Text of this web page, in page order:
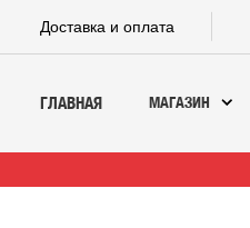
Доставка и оплата
ГЛАВНАЯ МАГАЗИН